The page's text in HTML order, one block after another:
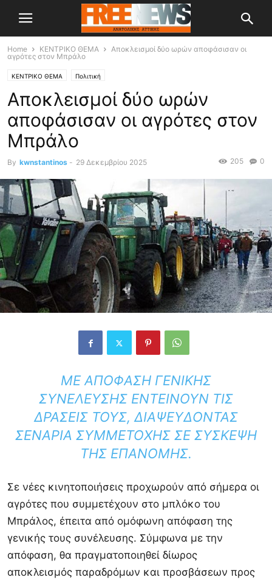
Home ΚΕΝΤΡΙΚΟ ΘΕΜΑ
Αποκλεισμοί δύο ωρών αποφάσισαν οι
αγρότες στον Μπράλο
ΚΕΝΤΡΙΚΟ ΘΕΜΑ Πολιτική
Αποκλεισμοί δύο ωρών
αποφάσισαν οι αγρότες στον
Μπράλο
By kwnstantinos - 29 Δεκεμβρίου 2025 0
205
ΜΕ ΑΠΌΦΑΣΗ ΓΕΝΙΚΉΣ
ΣΥΝΈΛΕΥΣΗΣ ΕΝΤΕΊΝΟΥΝ ΤΙΣ
ΔΡΆΣΕΙΣ ΤΟΥΣ, ΔΙΑΨΕΎΔΟΝΤΑΣ
ΣΕΝΆΡΙΑ ΣΥΜΜΕΤΟΧΉΣ ΣΕ ΣΎΣΚΕΨΗ
ΤΗΣ ΕΠΑΝΟΜΉΣ.
Σε νέες κινητοποιήσεις προχωρούν από σήμερα οι
αγρότες που συμμετέχουν στο μπλόκο του
Μπράλος, έπειτα από ομόφωνη απόφαση της
γενικής τους συνέλευσης. Σύμφωνα με την
απόφαση, θα πραγματοποιηθεί δίωρος
αποκλεισμός παραδρόμων και προσβάσεων προς